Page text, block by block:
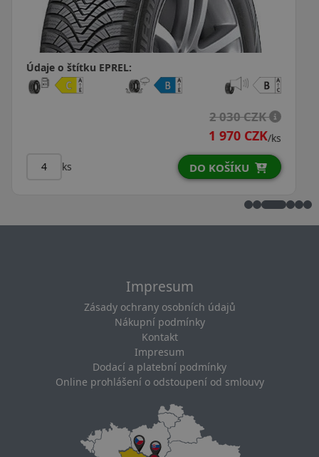
Údaje o štítku EPREL:
2 651
2 409
DO KOŠÍKU
Impresum
Zásady ochrany osobních údajů
Nákupní podmínky
Kontakt
Impresum
Dodací a platební podmínky
Online prohlášení o odstoupení od smlouvy